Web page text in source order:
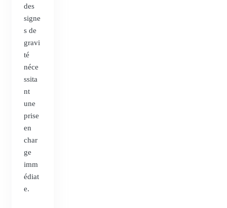
des
signe
s de
gravi
té
néce
ssita
nt
une
prise
en
char
ge
imm
édiat
e.